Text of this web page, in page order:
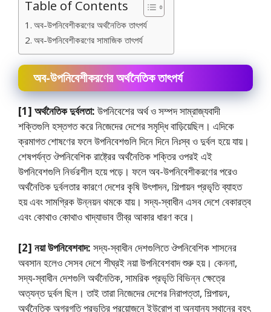
Table of Contents
অব-উপনিবেশীকরণের অর্থনৈতিক তাৎপর্য
অব-উপনিবেশীকরণের সামাজিক তাৎপর্য
অব-উপনিবেশীকরণের অর্থনৈতিক তাৎপর্য
[1] অর্থনৈতিক দুর্বলতা: উপনিবেশের অর্থ ও সম্পদ সাম্রাজ্যবাদী
শক্তিগুলি হস্তগত করে নিজেদের দেশের সমৃদ্ধি বাড়িয়েছিল। এদিকে
ক্রমাগত শােষণের ফলে উপনিবেশগুলি দিনে দিনে নিঃস্ব ও দুর্বল হয়ে যায়।
শেষপর্যন্ত ঔপনিবেশিক রাষ্ট্রের অর্থনৈতিক শক্তির ওপরই এই
উপনিবেশগুলি নির্ভরশীল হয়ে পড়ে। ফলে অব-উপনিবেশীকরণের পরেও
অর্থনৈতিক দুর্বলতার কারণে দেশের কৃষি উৎপাদন, শিল্পায়ন প্রভৃতি ব্যাহত
হয় এবং সামগ্রিক উন্নয়ন থমকে যায়। সদ্য-স্বাধীন এসব দেশে বেকারত্ব
এবং কোথাও কোথাও খাদ্যাভাব তীব্র আকার ধারণ করে।
[2] নয়া উপনিবেশবাদ: সদ্য-স্বাধীন দেশগুলিতে ঔপনিবেশিক শাসনের
অবসান হলেও সেসব দেশে শীঘ্রই নয়া উপনিবেশবাদ শুরু হয়। কেননা,
সদ্য-স্বাধীন দেশগুলি অর্থনৈতিক, সামরিক প্রভৃতি বিভিন্ন ক্ষেত্রে
অত্যন্ত দুর্বল ছিল। তাই তারা নিজেদের দেশের নিরাপত্তা, শিল্পায়ন,
অর্থনৈতিক অগ্রগতি প্রভৃতির প্রয়ােজনে ইউরােপ বা অন্যান্য স্থানের বৃহৎ